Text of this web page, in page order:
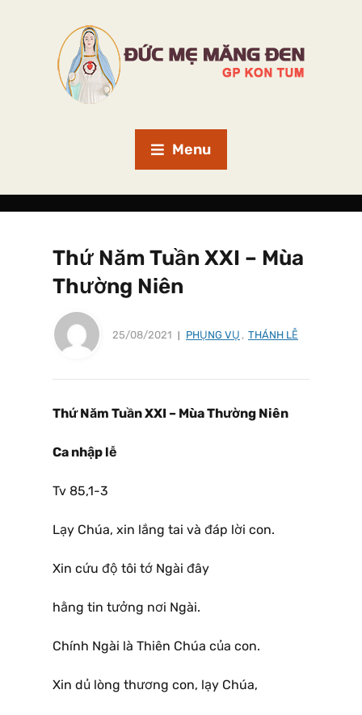
Menu
Thứ Năm Tuần XXI – Mùa
Thường Niên
25/08/2021 PHỤNG VỤ , THÁNH LỄ
Thứ Năm Tuần XXI – Mùa Thường Niên
Ca nhập lễ
Tv 85,1-3
Lạy Chúa, xin lắng tai và đáp lời con.
Xin cứu độ tôi tớ Ngài đây
hằng tin tưởng nơi Ngài.
Chính Ngài là Thiên Chúa của con.
Xin dủ lòng thương con, lạy Chúa,